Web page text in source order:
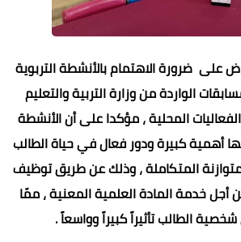
على ضرورة الاهتمام بالأنشطة التربوية
الواردة من وزارة التربية والتعليم
المحلية ، مؤكدا على أن الأنشطة
أهمية كبيرة ودور فعال في حياة الطالب
المتكاملة ، وذلك عن طريق توظيف
خدمة المادة العلمية المعنية ، ممّا
الطالب تأثيراً كبيراً وواسعاً .